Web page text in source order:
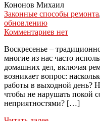
Кононов Михаил
Законные способы ремонта,
обновлению
Комментариев нет
Воскресенье –
многие из нас часто
домашних дел, включая
возникает вопрос:
работы в выходной день?
чтобы не нарушать покой
неприятностями? […]